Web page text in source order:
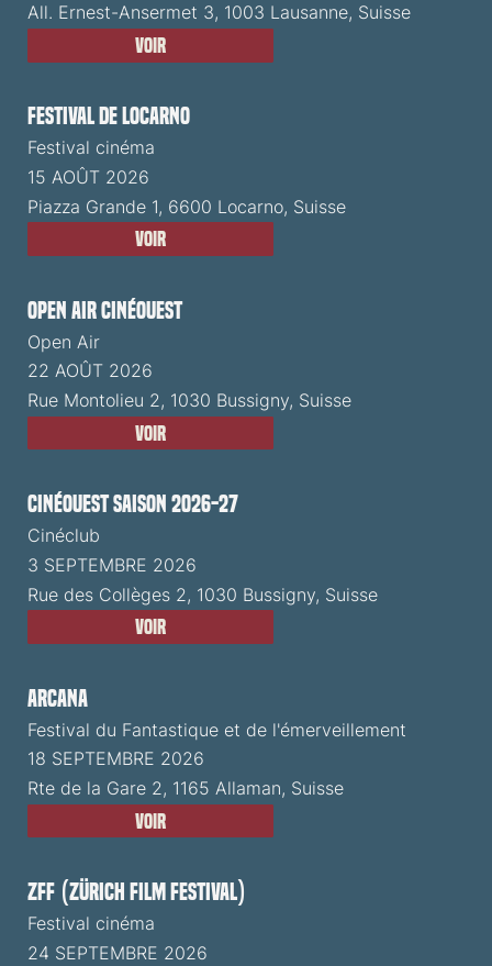
All. Ernest-Ansermet 3, 1003 Lausanne, Suisse
Voir
Festival de Locarno
Festival cinéma
15 AOÛT 2026
Piazza Grande 1, 6600 Locarno, Suisse
Voir
Open Air CinéOuest
Open Air
22 AOÛT 2026
Rue Montolieu 2, 1030 Bussigny, Suisse
Voir
CinéOuest Saison 2026-27
Cinéclub
3 SEPTEMBRE 2026
Rue des Collèges 2, 1030 Bussigny, Suisse
Voir
ARCANA
Festival du Fantastique et de l'émerveillement
18 SEPTEMBRE 2026
Rte de la Gare 2, 1165 Allaman, Suisse
Voir
ZFF (Zürich Film Festival)
Festival cinéma
24 SEPTEMBRE 2026